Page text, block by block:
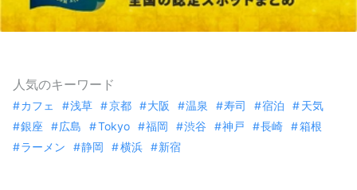
人気のキーワード
カフェ 浅草 京都 大阪 温泉 寿司 宿泊
天気
銀座
広島 Tokyo 福岡 渋谷 神戸 長崎
箱根
ラーメン
静岡 横浜 新宿